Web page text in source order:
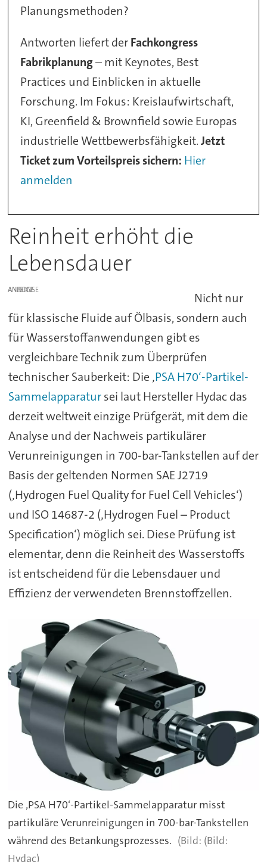
Planungsmethoden?
Antworten liefert derFachkongress
Fabrikplanung– mit Keynotes, Best
Practices und Einblicken in aktuelle
Forschung. Im Fokus: Kreislaufwirtschaft,
KI, Greenfield & Brownfield sowie Europas
industrielle Wettbewerbsfähigkeit.Jetzt
Ticket zum Vorteilspreis sichern: Hier
anmelden
Reinheit erhöht die
Lebensdauer
ANZEIGE
Nicht nur
für klassische Fluide auf Ölbasis, sondern auch
für Wasserstoffanwendungen gibt es
vergleichbare Technik zum Überprüfen
technischer Sauberkeit: Die ‚PSA H70‘-Partikel-
Sammelapparatursei laut Hersteller Hydac das
derzeit weltweit einzige Prüfgerät, mit dem die
Analyse und der Nachweis partikulärer
Verunreinigungen in 700-bar-Tankstellen auf der
Basis der geltenden Normen SAE J2719
(‚Hydrogen Fuel Quality for Fuel Cell Vehicles‘)
und ISO 14687-2 (‚Hydrogen Fuel – Product
Specification‘) möglich sei. Diese Prüfung ist
elementar, denn die Reinheit des Wasserstoffs
ist entscheidend für die Lebensdauer und
Effizienz der verwendeten Brennstoffzellen.
Die ‚PSA H70‘-Partikel-Sammelapparatur misst
partikuläre Verunreinigungen in 700-bar-Tankstellen
während des Betankungsprozesses.
(Bild:
Hydac)